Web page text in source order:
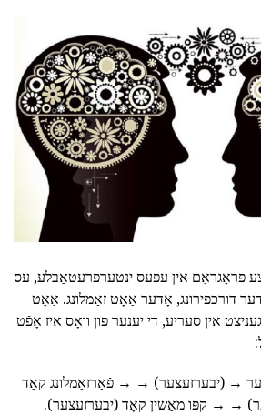
פּראָגראַם אין עפּעס ינטערפּרעטאַבלע, עס
דורכפירונג, אָדער אַאָט זאַמלונג. אַאָט
אין סעריע, די יענער פון וואָס איז אָפֿט
→ (יבערזעצער) → → פֿאַרזאַמלונג קאָד
→ → קפּו מאַשין קאָד (יבערזעצער).